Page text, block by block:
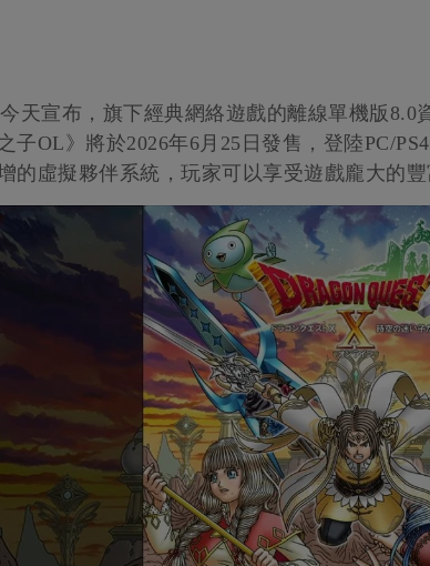
天宣布，旗下經典網絡遊戲的離線單機版8.0
子OL》將於2026年6月25日發售，登陸PC/
的虛擬夥伴系統，玩家可以享受遊戲龐大的豐